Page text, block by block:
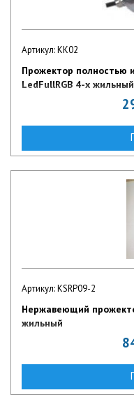
Артикул: KK02
Прожектор полностью
LedFullRGB 4-х
Артикул: KSRP09-2
Нержавеющий
жильный